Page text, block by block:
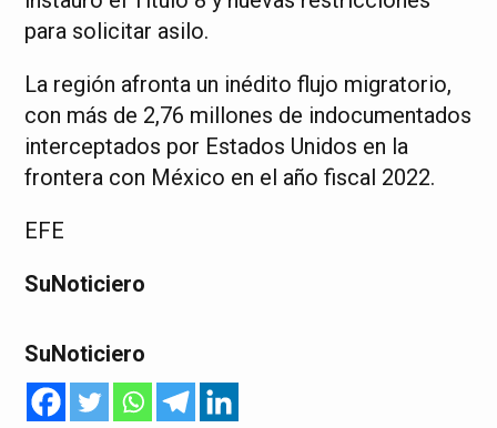
para solicitar asilo.
La región afronta un inédito flujo migratorio,
con más de 2,76 millones de indocumentados
interceptados por Estados Unidos en la
frontera con México en el año fiscal 2022.
EFE
SuNoticiero
SuNoticiero